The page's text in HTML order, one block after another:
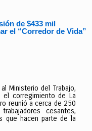
de $433 mil
el “Corredor de Vida”
Ministerio del Trabajo,
el corregimiento de La
reunió a cerca de 250
cesantes,
que hacen parte de la